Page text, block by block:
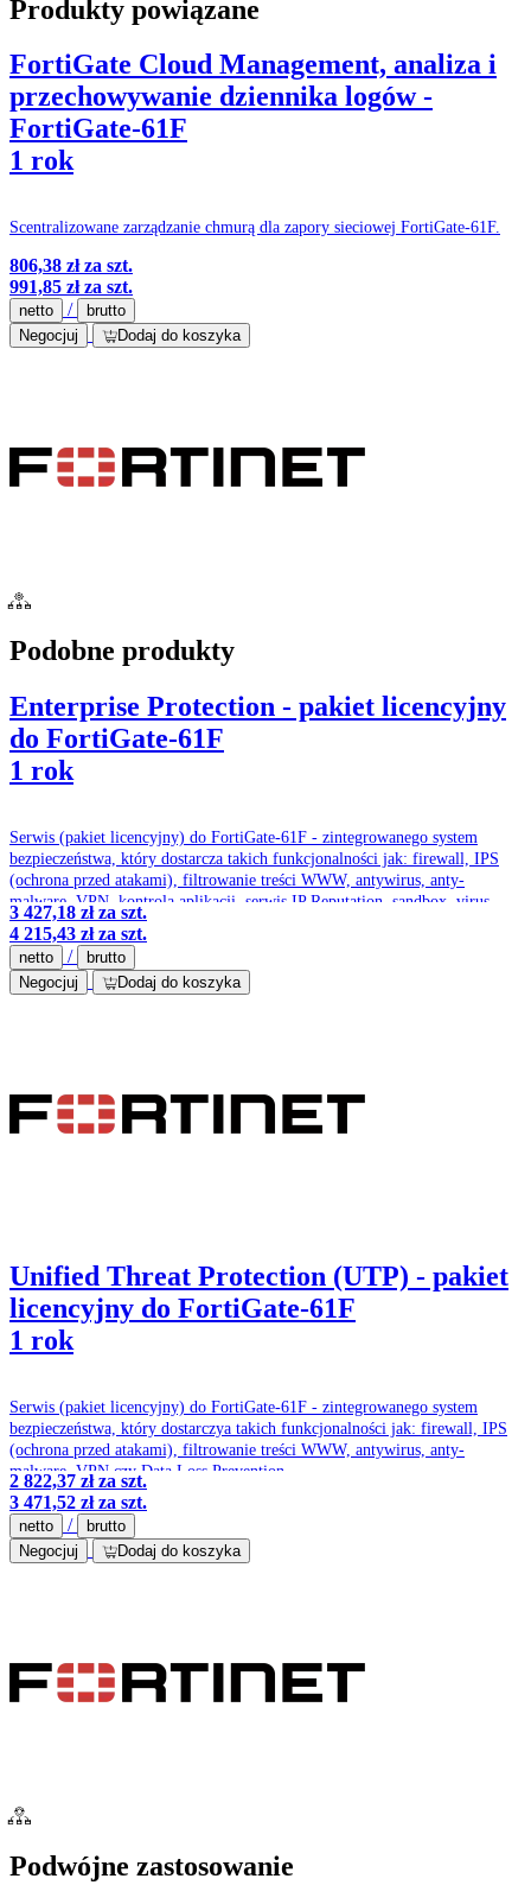
Produkty powiązane
FortiGate Cloud Management, analiza i
przechowywanie dziennika logów -
FortiGate-61F
1 rok
Scentralizowane zarządzanie chmurą dla zapory sieciowej FortiGate-61F.
806,38 złza szt.
991,85 złza szt.
netto /
brutto
Negocjuj
Dodaj do koszyka
Podobne produkty
Enterprise Protection - pakiet licencyjny
do FortiGate-61F
1 rok
Serwis (pakiet licencyjny) do FortiGate-61F - zintegrowanego system
bezpieczeństwa, który dostarcza takich funkcjonalności jak: firewall, IPS
(ochrona przed atakami), filtrowanie treści WWW, antywirus, anty-
malware, VPN, kontrola aplikacji, serwis IP Reputation, sandbox, virus
outbrake protection service, optymalizacja pasma czy ochrona przed
spamem.
3 427,18 złza szt.
4 215,43 złza szt.
netto /
brutto
Negocjuj
Dodaj do koszyka
Unified Threat Protection (UTP) - pakiet
licencyjny do FortiGate-61F
1 rok
Serwis (pakiet licencyjny) do FortiGate-61F - zintegrowanego system
bezpieczeństwa, który dostarczya takich funkcjonalności jak: firewall, IPS
(ochrona przed atakami), filtrowanie treści WWW, antywirus, anty-
malware, VPN czy Data Loss Prevention.
2 822,37 złza szt.
3 471,52 złza szt.
netto /
brutto
Negocjuj
Dodaj do koszyka
Podwójne zastosowanie